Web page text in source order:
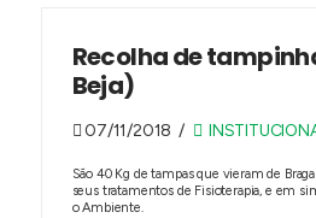
Recolha de
Beja)
07/11/2018
São 40 Kg de tampas que vieram de
seus tratamentos de Fisioterapia, e em
o Ambiente.